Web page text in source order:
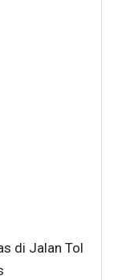
di Jalan Tol